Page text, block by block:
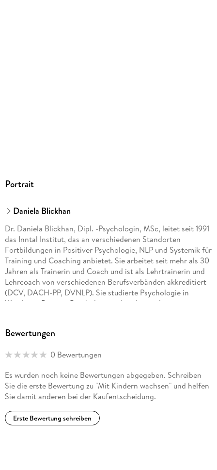
Portrait
Daniela Blickhan
Dr. Daniela Blickhan, Dipl. -Psychologin, MSc, leitet seit 1991
das Inntal Institut, das an verschiedenen Standorten
Fortbildungen in Positiver Psychologie, NLP und Systemik für
Training und Coaching anbietet. Sie arbeitet seit mehr als 30
Jahren als Trainerin und Coach und ist als Lehrtrainerin und
Lehrcoach von verschiedenen Berufsverbänden akkreditiert
(DCV, DACH-PP, DVNLP). Sie studierte Psychologie in
Würzburg, Positive Psychologie in London und promovierte
den Deutschsprachigen Dachverband für Positive
Bewertungen
0 Bewertungen
Es wurden noch keine Bewertungen abgegeben. Schreiben
Sie die erste Bewertung zu "Mit Kindern wachsen" und helfen
Sie damit anderen bei der Kaufentscheidung.
Erste Bewertung schreiben